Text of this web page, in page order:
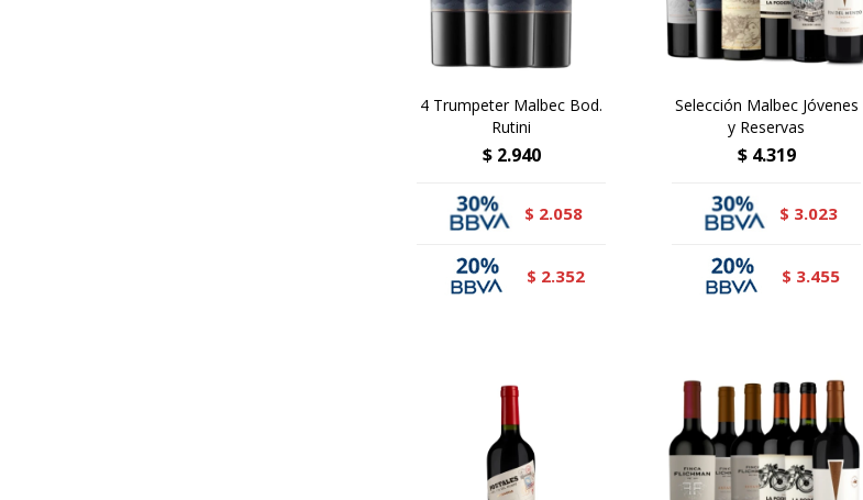
4 Trumpeter Malbec Bod.
Rutini
$ 2.940
$ 2.058
$ 2.352
Selección Malbec Jóvenes
y Reservas
$ 4.319
$ 3.023
$ 3.455